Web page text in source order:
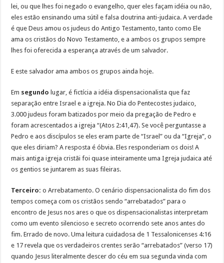
lei, ou que lhes foi negado o evangelho, quer eles façam idéia ou não,
eles estão ensinando uma sútil e falsa doutrina anti-judaica. A verdade
é que Deus amou os judeus do Antigo Testamento, tanto como Ele
ama os cristãos do Novo Testamento, e a ambos os grupos sempre
lhes foi oferecida a esperança através de um salvador.
E este salvador ama ambos os grupos ainda hoje.
Em segundo lugar, é fictícia a idéia dispensacionalista que faz
separação entre Israel e a igreja. No Dia do Pentecostes judaico,
3.000 judeus foram batizados por meio da pregação de Pedro e
foram acrescentados a igreja “(Atos 2:41,47). Se você perguntasse a
Pedro e aos discípulos se eles eram parte de “Israel” ou da “Igreja”, o
que eles diriam? A resposta é óbvia. Eles responderiam os dois! A
mais antiga igreja cristãi foi quase inteiramente uma Igreja judaica até
os gentios se juntarem as suas fileiras.
Terceiro: o Arrebatamento. O cenário dispensacionalista do fim dos
tempos começa com os cristãos sendo “arrebatados” para o
encontro de Jesus nos ares o que os dispensacionalistas interpretam
como um evento silencioso e secreto ocorrendo sete anos antes do
fim. Errado de novo. Uma leitura cuidadosa de 1 Tessalonicenses 4:16
e 17 revela que os verdadeiros crentes serão “arrebatados” (verso 17)
quando Jesus literalmente descer do céu em sua segunda vinda com